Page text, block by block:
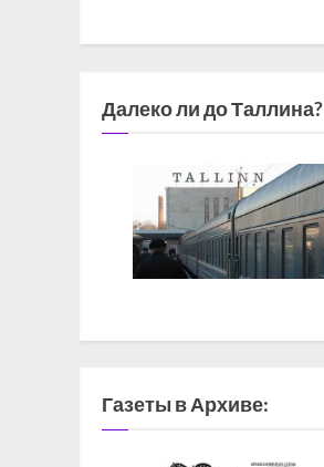
Далеко ли до Таллина?
Газеты в Архиве: